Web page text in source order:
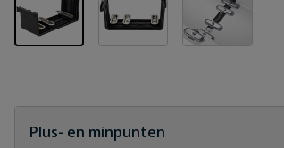
Plus- en minpunten